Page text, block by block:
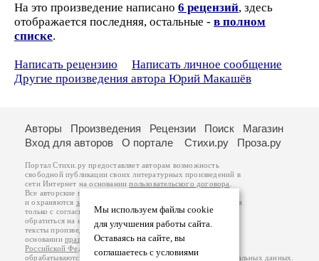
На это произведение написано 6 рецензий, здесь
отображается последняя, остальные - в полном
списке.
Написать рецензию
Написать личное сообщение
Другие произведения автора Юрий Макашёв
Мы используем файлы cookie
для улучшения работы сайта.
Оставаясь на сайте, вы
соглашаетесь с условиями
Авторы Произведения Рецензии Поиск
Магазин
Вход для авторов
О портале Стихи.ру Проза.ру
Портал Стихи.ру предоставляет авторам возможность
свободной публикации своих литературных произведений в
сети Интернет на основаниипользовательского договора
Все авторские права на произведения принадлежат авторам
и охраняются законом
. Перепечатка произведений возможна
только с согласия его автора, к которому вы можете
обратиться на его авторской странице. Ответственность за
тексты произведений авторы несут самостоятельно на
основанииправил публикацииизаконодательства
Российской Федерации
обрабатываются на основанииПолитики обработки персональных данных